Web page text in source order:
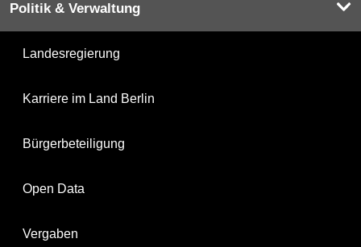
Politik & Verwaltung
Landesregierung
Karriere im Land Berlin
Bürgerbeteiligung
Open Data
Vergaben